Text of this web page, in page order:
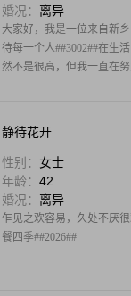
婚况： 离异
大家好，我是一位来自新
待每一个人##3002##在生
然不是很高，但我一直在
静待花开
性别： 女士
年龄： 42
婚况： 离异
乍见之欢容易，久处不厌
餐四季##2026##